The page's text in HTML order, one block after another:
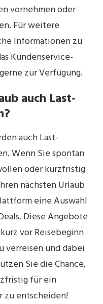
vornehmen oder
Für weitere
Informationen zu
Kundenservice-
zur Verfügung.
auch Last-
auch Last-
Wenn Sie spontan
oder kurzfristig
nächsten Urlaub
eine Auswahl
Diese Angebote
vor Reisebeginn
verreisen und dabei
Sie die Chance,
für ein
zu entscheiden!